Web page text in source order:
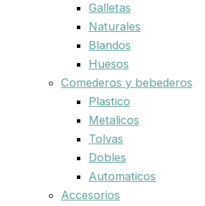
Galletas
Naturales
Blandos
Huesos
Comederos y bebederos
Plastico
Metalicos
Tolvas
Dobles
Automaticos
Accesorios